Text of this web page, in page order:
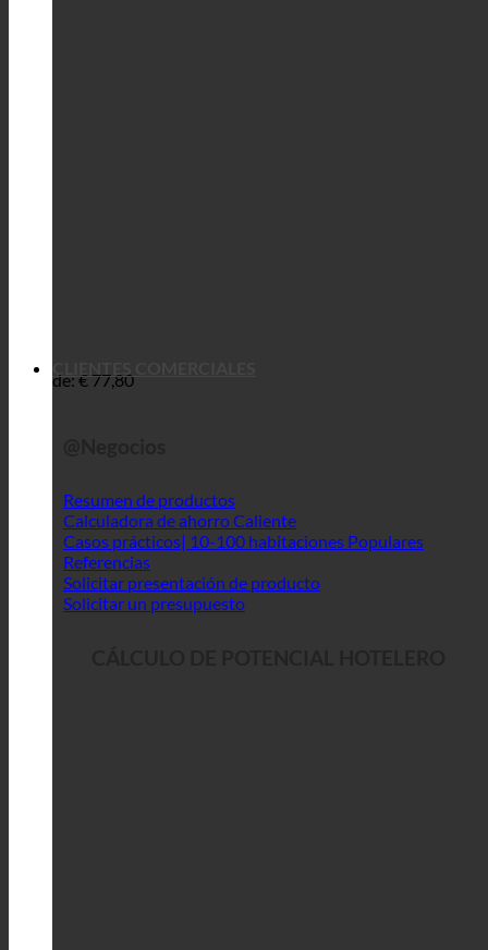
de: € 77,80
Resumen de productos
Calculadora de ahorro
Casos prácticos| 10-100 habitaciones
Referencias
Solicitar presentación de producto
Solicitar un presupuesto